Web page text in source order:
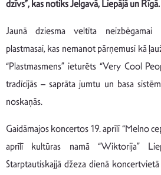
dzīvs”, kas notiks Jelgavā, Liepājā un Rīgā.
Jaunā dziesma veltīta
plastmasai, kas nemanot pārņemusi kā
“Plastmasmens” ieturēts “Very Cool
tradīcijās – saprāta jumtu un basa
noskaņās.
Gaidāmajos koncertos 19. aprīlī “Melno
aprīlī kultūras namā “Wiktorija”
Starptautiskajjā džeza dienā